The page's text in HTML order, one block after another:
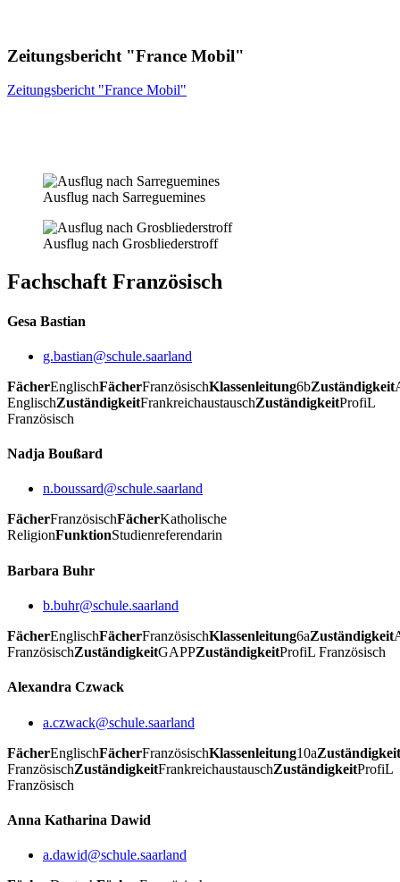
Zeitungsbericht "France Mobil"
Zeitungsbericht "France Mobil"
Ausflug nach Sarreguemines
Ausflug nach Grosbliederstroff
Fachschaft Französisch
Gesa Bastian
g.bastian@schule.saarland
FächerEnglischFächerFranzösischKlassenleitung6bZuständigkeit
EnglischZuständigkeitFrankreichaustauschZuständigkeitProfiL
Französisch
Nadja Boußard
n.boussard@schule.saarland
FächerFranzösischFächerKatholische
ReligionFunktionStudienreferendarin
Barbara Buhr
b.buhr@schule.saarland
FächerEnglischFächerFranzösischKlassenleitung6aZuständigkeit
FranzösischZuständigkeitGAPPZuständigkeitProfiL Französisch
Alexandra Czwack
a.czwack@schule.saarland
FächerEnglischFächerFranzösischKlassenleitung10aZuständigkeit
FranzösischZuständigkeitFrankreichaustauschZuständigkeitProfiL
Französisch
Anna Katharina Dawid
a.dawid@schule.saarland